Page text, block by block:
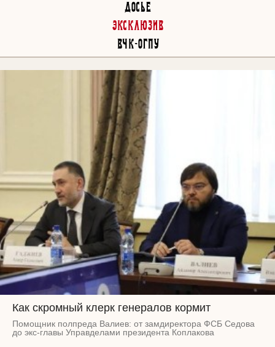
Досье
Эксклюзив
ВЧК-ОГПУ
Как скромный клерк генералов кормит
Помощник полпреда Валиев: от замдиректора ФСБ Седова
до экс-главы Управделами президента Коплакова